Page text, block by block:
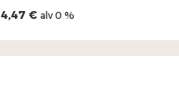
4,47 € alv 0 %